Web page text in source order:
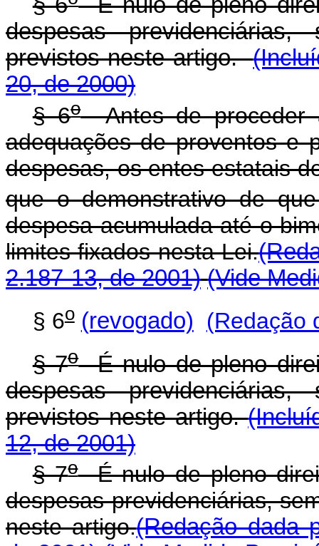
§ 6 É nulo de pleno
despesas
previstos neste artigo.
20, de 2000)
§ 6oAntes de proceder
adequações de proventos e
despesas, os entes estatais
que o demonstrativo de
despesa acumulada até o
limites fixados nesta Lei.
2.187-13, de 2001) (Vide
§ 6o (revogado)
(Redação
§ 7oÉ nulo de pleno
despesas
previstos neste artigo.
12, de 2001)
§ 7oÉ nulo de pleno
despesas previdenciárias,
neste artigo.(Redação dada